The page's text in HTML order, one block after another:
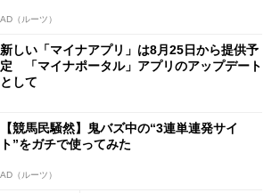
AD（ルーツ）
新しい「マイナアプリ」は8月25日から提供予
定 「マイナポータル」アプリのアップデート
として
【競馬民騒然】鬼バズ中の“3連単連発サイ
ト”をガチで使ってみた
AD（ルーツ）